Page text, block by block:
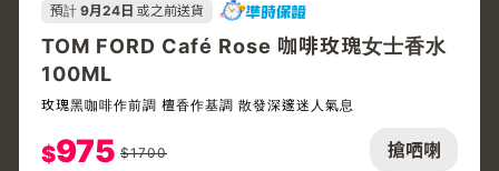
搶哂喇
預計 9月24日 或之前送貨
TOM FORD Café Rose 咖啡玫瑰女士香水
100ML
玫瑰黑咖啡作前調 檀香作基調 散發深邃迷人氣息
$975 $1700